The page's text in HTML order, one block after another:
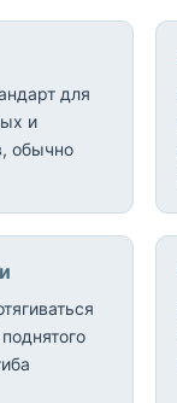
для
и
обычно